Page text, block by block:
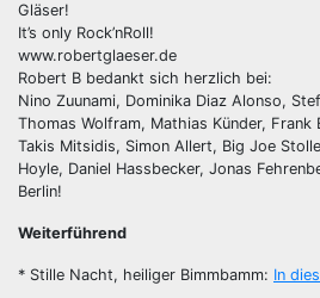
Gläser!
It’s only Rock’nRoll!
www.robertglaeser.de
Robert B bedankt sich herzlich bei:
Nino Zuunami, Dominika Diaz Alonso,
Thomas Wolfram, Mathias Künder, Frank
Takis Mitsidis, Simon Allert, Big Joe
Hoyle, Daniel Hassbecker, Jonas
Berlin!
Weiterführend
* Stille Nacht, heiliger Bimmbamm: In